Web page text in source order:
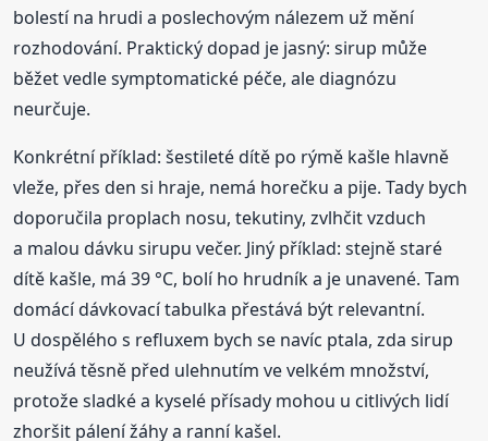
bolestí na hrudi a poslechovým nálezem už mění
rozhodování. Praktický dopad je jasný: sirup může
běžet vedle symptomatické péče, ale diagnózu
neurčuje.
Konkrétní příklad: šestileté dítě po rýmě kašle hlavně
vleže, přes den si hraje, nemá horečku a pije. Tady bych
doporučila proplach nosu, tekutiny, zvlhčit vzduch
a malou dávku sirupu večer. Jiný příklad: stejně staré
dítě kašle, má 39 °C, bolí ho hrudník a je unavené. Tam
domácí dávkovací tabulka přestává být relevantní.
U dospělého s refluxem bych se navíc ptala, zda sirup
neužívá těsně před ulehnutím ve velkém množství,
protože sladké a kyselé přísady mohou u citlivých lidí
zhoršit pálení žáhy a ranní kašel.